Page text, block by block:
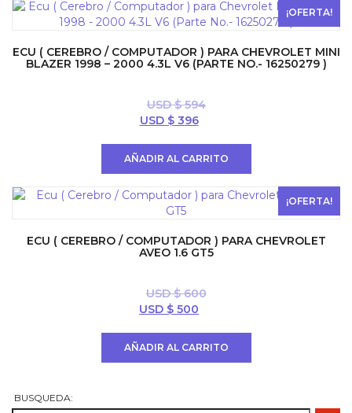
$ 600.
$ 400.
¡OFERTA!
ECU ( CEREBRO / COMPUTADOR ) PARA CHEVROLET MINI
BLAZER 1998 – 2000 4.3L V6 (PARTE NO.- 16250279 )
USD $594
El
era:
$ 594.
USD $396El
es:
$ 396.
AÑADIR AL CARRITO
¡OFERTA!
ECU ( CEREBRO / COMPUTADOR ) PARA CHEVROLET
AVEO 1.6 GT5
USD $600
El
era:
USD $ 500
es:
AÑADIR AL CARRITO
BUSQUEDA: